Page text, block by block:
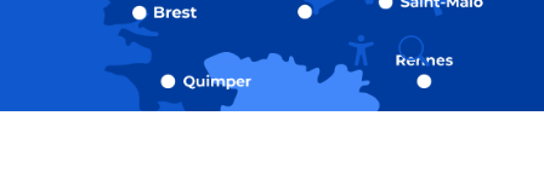
Recherche